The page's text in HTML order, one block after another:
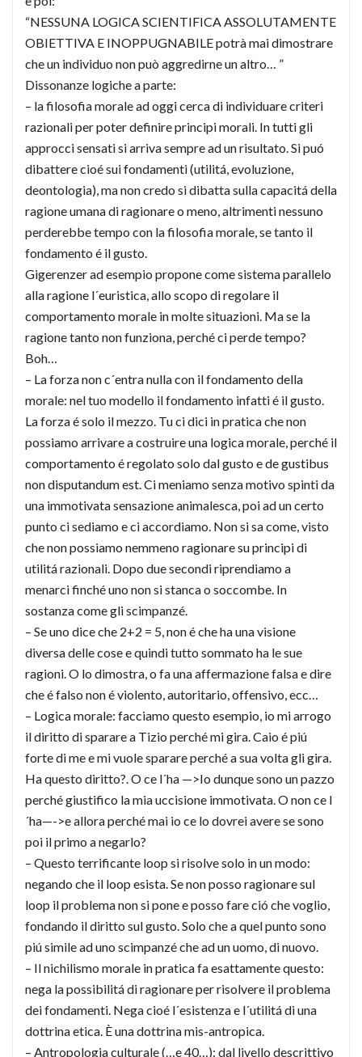
“NESSUNA LOGICA SCIENTIFICA ASSOLUTAMENTE
OBIETTIVA E INOPPUGNABILE potrà mai dimostrare
che un individuo non può aggredirne un altro… ”
Dissonanze logiche a parte:
– la filosofia morale ad oggi cerca di individuare criteri
razionali per poter definire principi morali. In tutti gli
approcci sensati si arriva sempre ad un risultato. Si puó
dibattere cioé sui fondamenti (utilitá, evoluzione,
deontologia), ma non credo si dibatta sulla capacitá della
ragione umana di ragionare o meno, altrimenti nessuno
perderebbe tempo con la filosofia morale, se tanto il
fondamento é il gusto.
Gigerenzer ad esempio propone come sistema parallelo
alla ragione l´euristica, allo scopo di regolare il
comportamento morale in molte situazioni. Ma se la
ragione tanto non funziona, perché ci perde tempo?
Boh…
– La forza non c´entra nulla con il fondamento della
morale: nel tuo modello il fondamento infatti é il gusto.
La forza é solo il mezzo. Tu ci dici in pratica che non
possiamo arrivare a costruire una logica morale, perché il
comportamento é regolato solo dal gusto e de gustibus
non disputandum est. Ci meniamo senza motivo spinti da
una immotivata sensazione animalesca, poi ad un certo
punto ci sediamo e ci accordiamo. Non si sa come, visto
che non possiamo nemmeno ragionare su principi di
utilitá razionali. Dopo due secondi riprendiamo a
menarci finché uno non si stanca o soccombe. In
sostanza come gli scimpanzé.
– Se uno dice che 2+2 = 5, non é che ha una visione
diversa delle cose e quindi tutto sommato ha le sue
ragioni. O lo dimostra, o fa una affermazione falsa e dire
che é falso non é violento, autoritario, offensivo, ecc…
– Logica morale: facciamo questo esempio, io mi arrogo
il diritto di sparare a Tizio perché mi gira. Caio é piú
forte di me e mi vuole sparare perché a sua volta gli gira.
Ha questo diritto?. O ce l´ha —>Io dunque sono un pazzo
perché giustifico la mia uccisione immotivata. O non ce l
´ha—->e allora perché mai io ce lo dovrei avere se sono
poi il primo a negarlo?
– Questo terrificante loop si risolve solo in un modo:
negando che il loop esista. Se non posso ragionare sul
loop il problema non si pone e posso fare ció che voglio,
fondando il diritto sul gusto. Solo che a quel punto sono
piú simile ad uno scimpanzé che ad un uomo, di nuovo.
– Il nichilismo morale in pratica fa esattamente questo:
nega la possibilitá di ragionare per risolvere il problema
dei fondamenti. Nega cioé l´esistenza e l´utilitá di una
dottrina etica. È una dottrina mis-antropica.
– Antropologia culturale (…e 40…): dal livello descrittivo